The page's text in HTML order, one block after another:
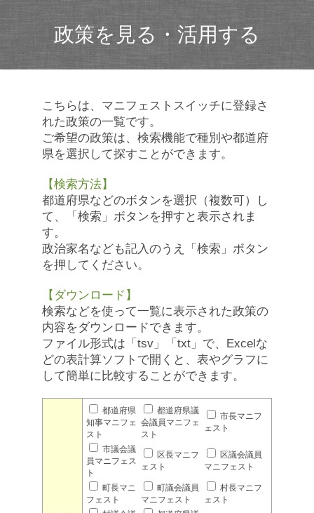
政策を見る・活用する
こちらは、マニフェストスイッチに登録さ
れた政策の一覧です。
ご希望の政策は、検索機能で種別や都道府
県を選択して探すことができます。
【検索方法】
都道府県などのボタンを選択（複数可）し
て、「検索」ボタンを押すと表示されま
す。
政治家名なども記入のうえ「検索」ボタン
を押してください。
【ダウンロード】
検索などを使って一覧に表示された政策の
内容をダウンロードできます。
ファイル形式は「tsv」「txt」で、Excelな
どの表計算ソフトで開くと、表やグラフに
して簡単に比較することができます。
都道府県
知事マニフェ
スト
都道府県議
会議員マニフェ
スト
市長マニフ
ェスト
市議会議
員マニフェス
ト
区長マニフ
ェスト
区議会議員
マニフェスト
町長マニ
フェスト
町議会議員
マニフェスト
村長マニフ
ェスト